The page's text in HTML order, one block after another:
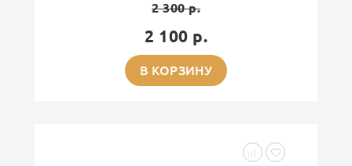
2 300 р.
2 100 р.
В КОРЗИНУ